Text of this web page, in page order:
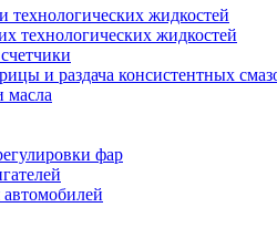
технологических жидкостей
технологических жидкостей
и раздача консистентных
масла
фар